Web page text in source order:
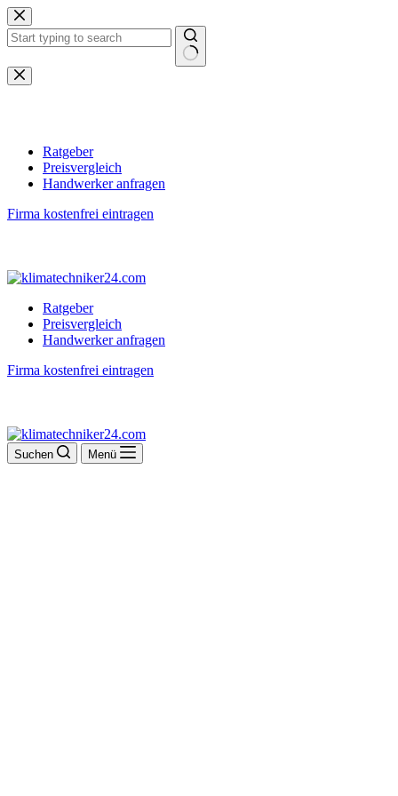
Zum
Inhalt
springen
Keine
Ergebnisse
Ratgeber
Preisvergleich
Handwerker anfragen
Firma kostenfrei eintragen
Ratgeber
Preisvergleich
Handwerker anfragen
Firma kostenfrei eintragen
Suchen Menü